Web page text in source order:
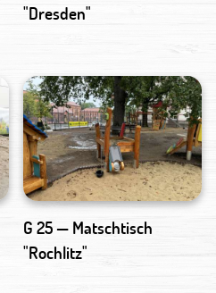
"Dresden"
G 25 — Matschtisch
"Rochlitz"